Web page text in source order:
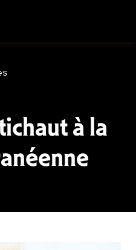
à la